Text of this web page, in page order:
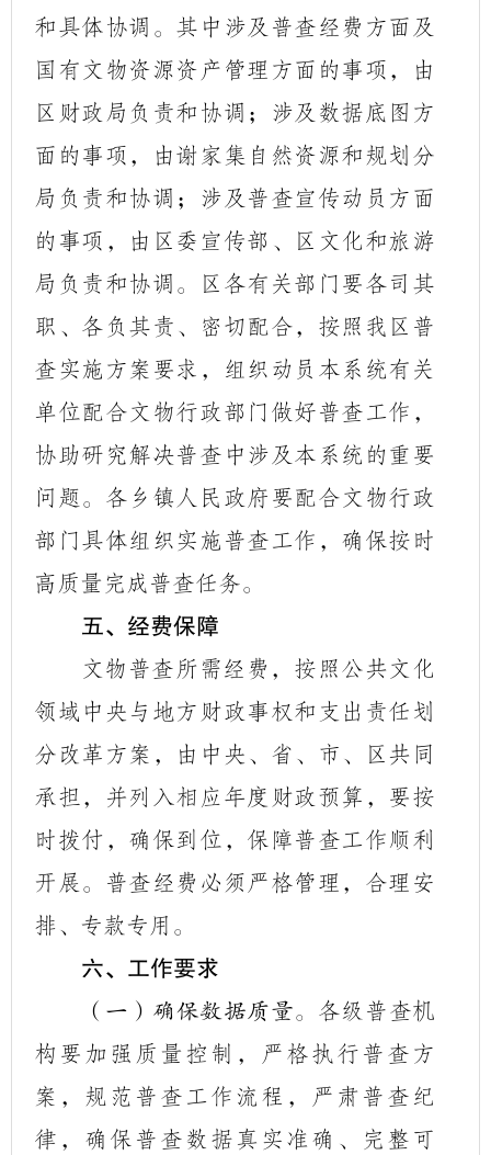
和具体协调。其中涉及普查经费方面及
国有文物资源资产管理方面的事项，由
区财政局负责和协调；涉及数据底图方
面的事项，由谢家集自然资源和规划分
局负责和协调；涉及普查宣传动员方面
的事项，由区委宣传部、区文化和旅游
局负责和协调。区各有关部门要各司其
职、各负其责、密切配合，按照我区普
查实施方案要求，组织动员本系统有关
单位配合文物行政部门做好普查工作，
协助研究解决普查中涉及本系统的重要
问题。各乡镇人民政府要配合文物行政
部门具体组织实施普查工作，确保按时
高质量完成普查任务。
五、经费保障
文物普查所需经费，按照公共文化
领域中央与地方财政事权和支出责任划
分改革方案，由中央、省、市、区共同
承担，并列入相应年度财政预算，要按
时拨付，确保到位，保障普查工作顺利
开展。普查经费必须严格管理，合理安
排、专款专用。
六、工作要求
（一）确保数据质量。 各级普查机
构要加强质量控制，严格执行普查方
案，规范普查工作流程，严肃普查纪
律，确保普查数据真实准确、完整可